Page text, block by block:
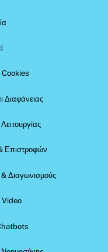
Cookies
Διαφάνειας
Επιστροφών
& Διαγωνισμούς